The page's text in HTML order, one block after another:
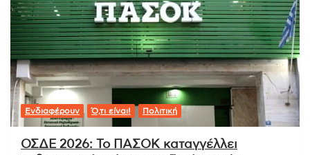
Ενδιαφέρουν Ό,τι είναι! Πολιτική
ΟΣΔΕ 2026: Το ΠΑΣΟΚ καταγγέλλει